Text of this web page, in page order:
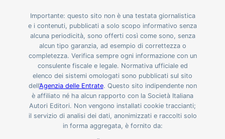
Importante: questo sito non è una testata giornalistica
e i contenuti, pubblicati a solo scopo informativo senza
alcuna periodicità, sono offerti così come sono, senza
alcun tipo garanzia, ad esempio di correttezza o
completezza. Verifica sempre ogni informazione con un
consulente fiscale e legale. Normativa ufficiale ed
elenco dei sistemi omologati sono pubblicati sul sito
dell’Agenzia delle Entrate. Questo sito indipendente non
è affiliato né ha alcun rapporto con la Società Italiana
Autori Editori. Non vengono installati cookie traccianti;
il servizio di analisi dei dati, anonimizzati e raccolti solo
in forma aggregata, è fornito da: